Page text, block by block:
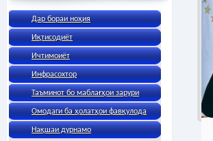
Дар бораи ноҳия
Иқтисодиёт
Ичтимоиёт
Инфрасохтор
Таъминот бо маблағҳои зарури
Омодаги ба ҳолатҳои фавқулода
Нақшаи дурнамо